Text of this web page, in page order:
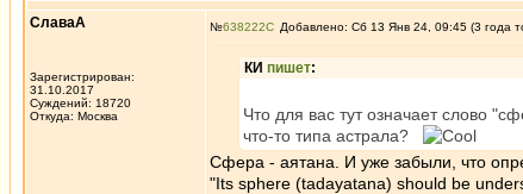
СлаваА
Зарегистрирован:
31.10.2017
Суждений: 18720
Откуда: Москва
№638222 Добавлено: Сб 13 Янв 24, 09:45 (3 года
КИ пишет:
Что для вас тут означает слово
что-то типа астрала?
Сфера - аятана. И уже забыли, что
"Its sphere (tadayatana) should bе